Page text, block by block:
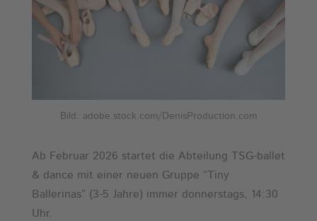
Bild: adobe.stock.com/DenisProduction.com
Ab Februar 2026 startet die Abteilung TSG-ballet
& dance mit einer neuen Gruppe “Tiny
Ballerinas” (3-5 Jahre) immer donnerstags, 14:30
Uhr.